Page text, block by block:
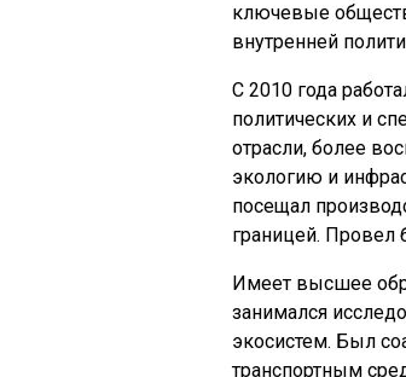
ключевые
внутренней
С 2010 года
политических и
отрасли, более
экологию и
посещал
границей. Провел
Имеет высшее
занимался
экосистем. Был
транспортным